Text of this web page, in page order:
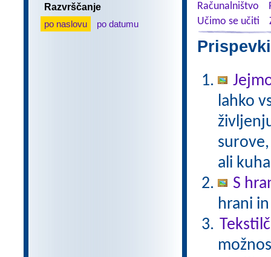
Razvrščanje
po naslovu
po datumu
Računalništvo
Učimo se učiti
lahko
ali
S
hrani